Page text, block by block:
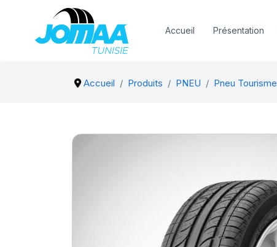
Accueil Présentation
Accueil Produits PNEU Pneu Tourisme